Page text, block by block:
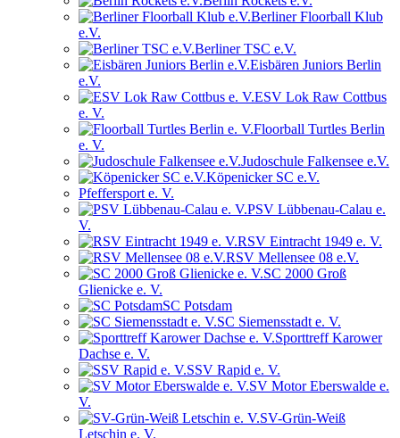
Berliner Floorball Klub
e.V.
Berliner TSC e.V.
Eisbären Juniors Berlin
e.V.
ESV Lok Raw Cottbus
e. V.
Floorball Turtles Berlin
e. V.
Judoschule Falkensee e.V.
Köpenicker SC e.V.
Pfeffersport e. V.
PSV Lübbenau-Calau e.
V.
RSV Eintracht 1949 e. V.
RSV Mellensee 08 e.V.
SC 2000 Groß
Glienicke e. V.
SC Potsdam
SC Siemensstadt e. V.
Sporttreff Karower
Dachse e. V.
SSV Rapid e. V.
SV Motor Eberswalde e.
V.
SV-Grün-Weiß
Letschin e. V.